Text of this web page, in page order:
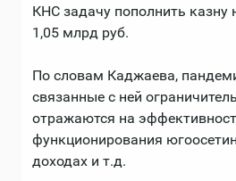
КНС задачу пополнить
1,05 млрд руб.
По словам Каджаева,
связанные с ней
отражаются на
функционирования
доходах и т.д.